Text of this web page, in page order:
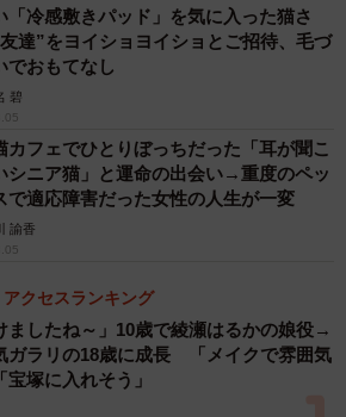
「冷感敷きパッド」を気に入った猫さ
達”をヨイショヨイショとご招待、毛づ
でおもてなし
碧
カフェでひとりぼっちだった「耳が聞こ
シニア猫」と運命の出会い→重度のペッ
で適応障害だった女性の人生が一変
諭香
アクセスランキング
ましたね～」10歳で綾瀬はるかの娘役→
ガラリの18歳に成長 「メイクで雰囲気
宝塚に入れそう」